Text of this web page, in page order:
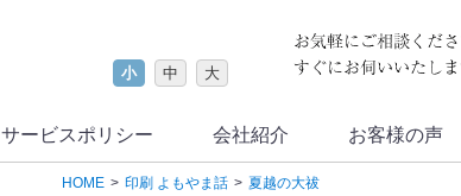
サービスポリシー 会社紹介 お客様の声
小 中 大
HOME 印刷 よもやま話 夏越の大祓